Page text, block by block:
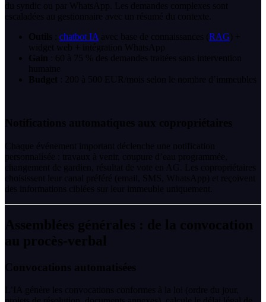
du syndic ou par WhatsApp. Les demandes complexes sont
escaladées au gestionnaire avec un résumé du contexte.
Outils
chatbot IA avec base de connaissances (RAG ) +
widget web + intégration WhatsApp
Gain : 60 à 75 % des demandes traitées sans intervention
humaine
Budget : 200 à 500 EUR/mois selon le nombre d’immeubles
Notifications automatiques aux copropriétaires
Chaque événement important déclenche une notification
personnalisée : travaux à venir, coupure d’eau programmée,
changement de gardien, résultat de vote en AG. Les copropriétaires
choisissent leur canal préféré (email, SMS, WhatsApp) et reçoivent
des informations ciblées sur leur immeuble uniquement.
Assemblées générales : de la convocation
au procès-verbal
Convocations automatisées
L’IA génère les convocations conformes à la loi (ordre du jour,